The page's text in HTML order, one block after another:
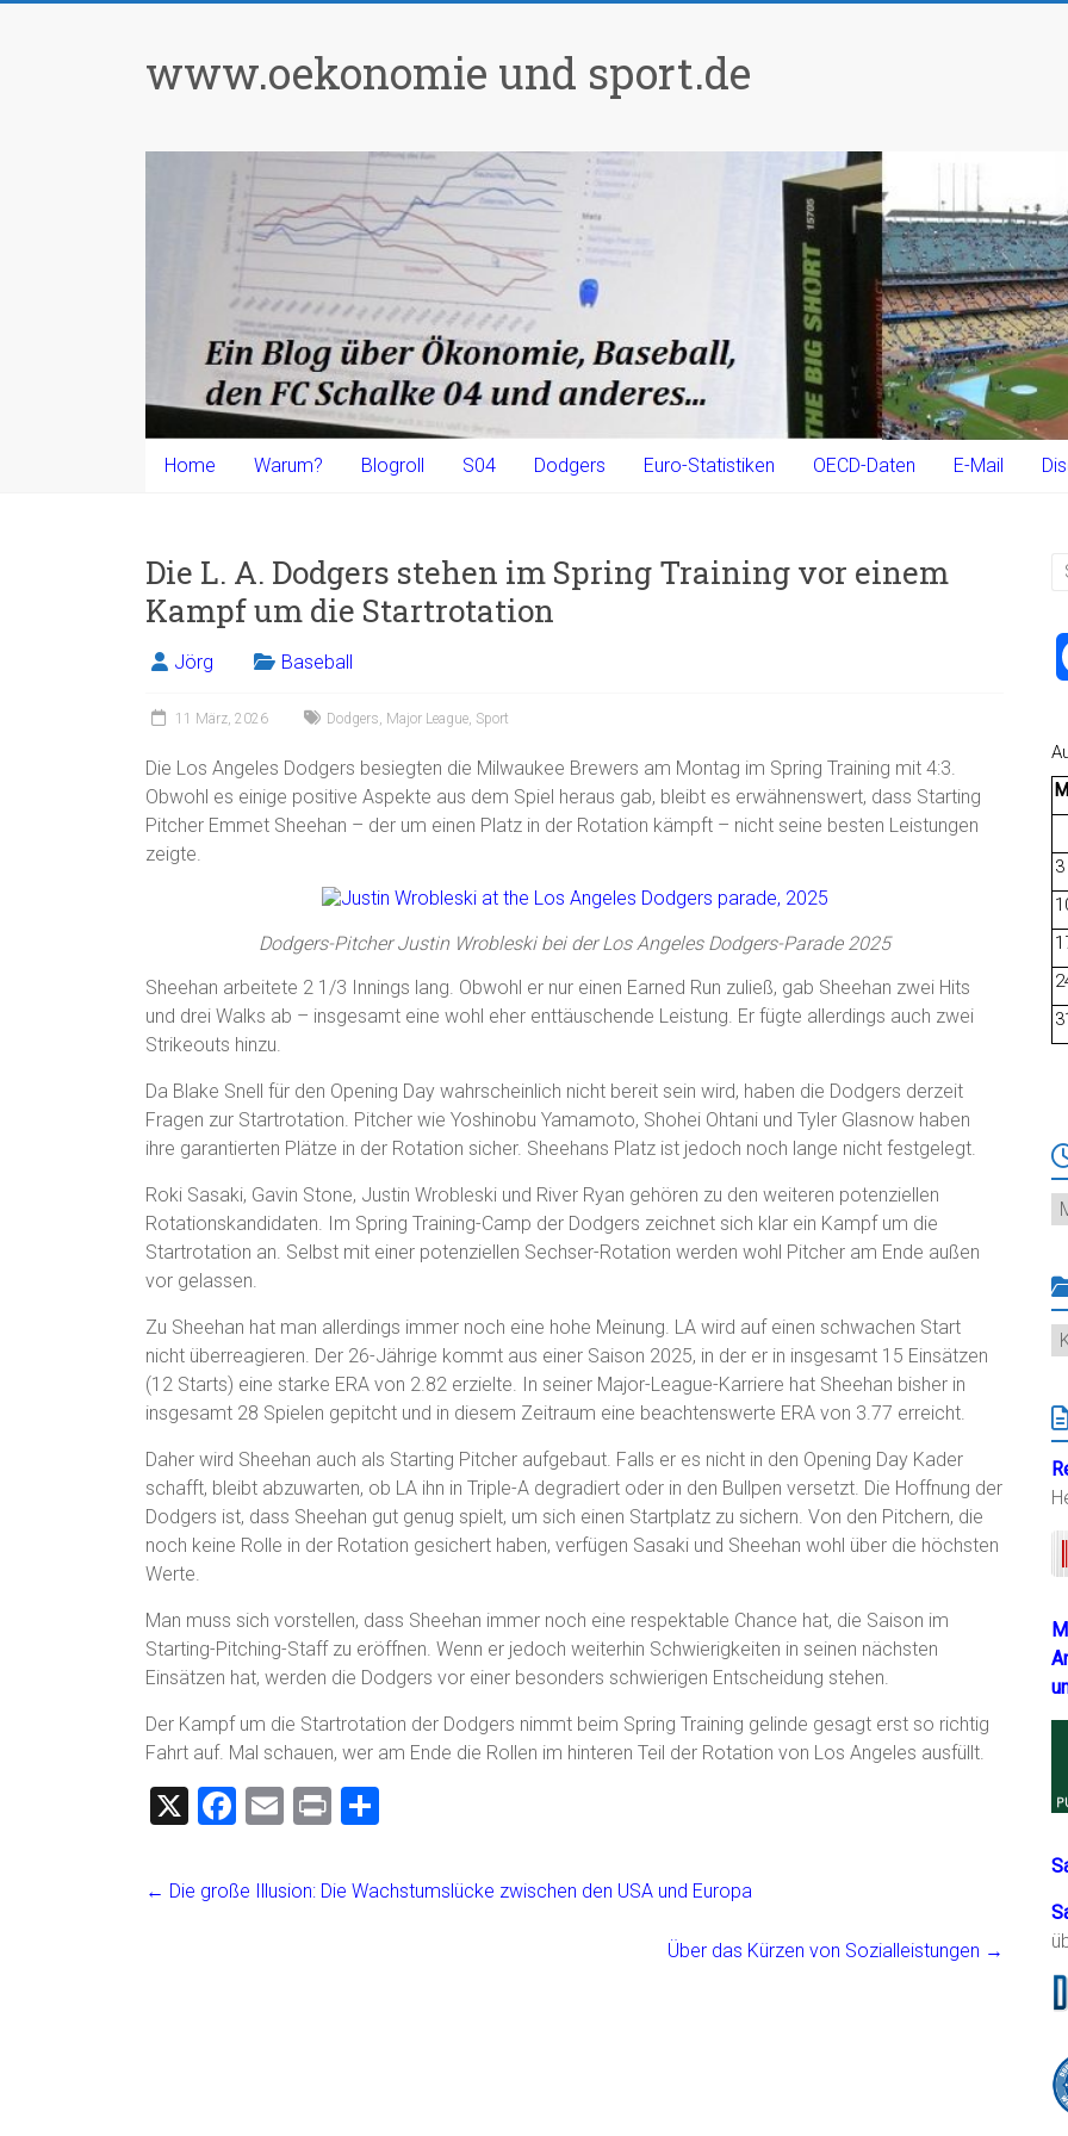
www.oekonomie und sport.de
Home Warum? Blogroll S04 Dodgers Euro-Statistiken OECD-Daten E-Mail
Die L. A. Dodgers stehen im Spring Training vor einem
Kampf um die Startrotation
Jörg Baseball
11 März, 2026 Dodgers Major League Sport
Die Los Angeles Dodgers besiegten die Milwaukee Brewers am Montag im Spring Training mit 4:3.
Obwohl es einige positive Aspekte aus dem Spiel heraus gab, bleibt es erwähnenswert, dass Starting
Pitcher Emmet Sheehan – der um einen Platz in der Rotation kämpft – nicht seine besten Leistungen
zeigte.
Dodgers-Pitcher Justin Wrobleski bei der Los Angeles Dodgers-Parade 2025
Sheehan arbeitete 2 1/3 Innings lang. Obwohl er nur einen Earned Run zuließ, gab Sheehan zwei Hits
und drei Walks ab – insgesamt eine wohl eher enttäuschende Leistung. Er fügte allerdings auch zwei
Strikeouts hinzu.
Da Blake Snell für den Opening Day wahrscheinlich nicht bereit sein wird, haben die Dodgers derzeit
Fragen zur Startrotation. Pitcher wie Yoshinobu Yamamoto, Shohei Ohtani und Tyler Glasnow haben
ihre garantierten Plätze in der Rotation sicher. Sheehans Platz ist jedoch noch lange nicht festgelegt.
Roki Sasaki, Gavin Stone, Justin Wrobleski und River Ryan gehören zu den weiteren potenziellen
Rotationskandidaten. Im Spring Training-Camp der Dodgers zeichnet sich klar ein Kampf um die
Startrotation an. Selbst mit einer potenziellen Sechser-Rotation werden wohl Pitcher am Ende außen
vor gelassen.
Zu Sheehan hat man allerdings immer noch eine hohe Meinung. LA wird auf einen schwachen Start
nicht überreagieren. Der 26-Jährige kommt aus einer Saison 2025, in der er in insgesamt 15 Einsätzen
(12 Starts) eine starke ERA von 2.82 erzielte. In seiner Major-League-Karriere hat Sheehan bisher in
insgesamt 28 Spielen gepitcht und in diesem Zeitraum eine beachtenswerte ERA von 3.77 erreicht.
Daher wird Sheehan auch als Starting Pitcher aufgebaut. Falls er es nicht in den Opening Day Kader
schafft, bleibt abzuwarten, ob LA ihn in Triple-A degradiert oder in den Bullpen versetzt. Die Hoffnung der
Dodgers ist, dass Sheehan gut genug spielt, um sich einen Startplatz zu sichern. Von den Pitchern, die
noch keine Rolle in der Rotation gesichert haben, verfügen Sasaki und Sheehan wohl über die höchsten
Werte.
Man muss sich vorstellen, dass Sheehan immer noch eine respektable Chance hat, die Saison im
Starting-Pitching-Staff zu eröffnen. Wenn er jedoch weiterhin Schwierigkeiten in seinen nächsten
Einsätzen hat, werden die Dodgers vor einer besonders schwierigen Entscheidung stehen.
Der Kampf um die Startrotation der Dodgers nimmt beim Spring Training gelinde gesagt erst so richtig
Fahrt auf. Mal schauen, wer am Ende die Rollen im hinteren Teil der Rotation von Los Angeles ausfüllt.
X
F
ce
E
ai
Pr
t
e
← Die große Illusion: Die Wachstumslücke zwischen den USA und Europa
Über das Kürzen von Sozialleistungen →
M
3